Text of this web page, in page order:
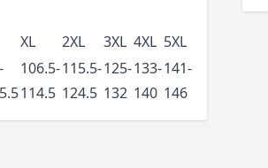
XL 2XL 3XL 4XL 5XL
106.5-
114.5
115.5-
124.5
125-
132
133-
140
141-
146